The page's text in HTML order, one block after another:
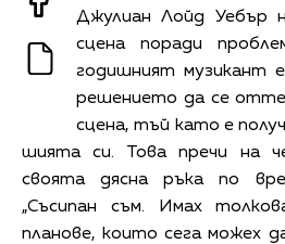
Джулиан Лойд Уебър
сцена поради
годишният музикант
решението да се
сцена, тъй като е
шията си. Това пречи на
своята дясна ръка по
„Съсипан съм. Имах
планове, които сега можех